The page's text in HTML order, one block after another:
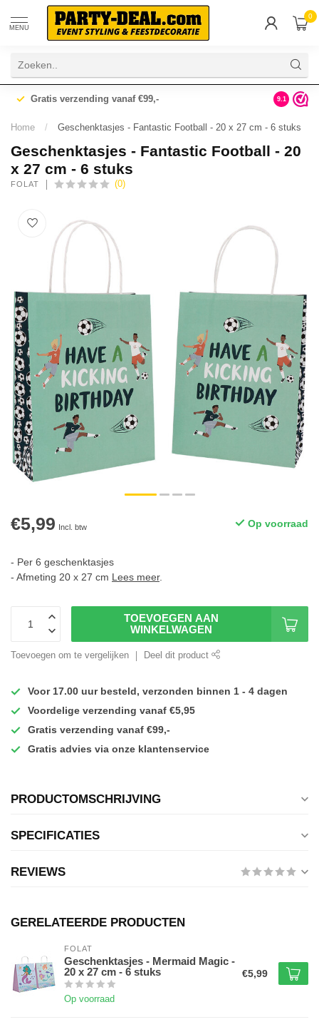
MENU
0
Gratis verzending vanaf €99,- Gratis
9.1
Home / Geschenktasjes - Fantastic Football - 20 x 27 cm - 6 stuks
Geschenktasjes - Fantastic Football - 20
x 27 cm - 6 stuks
FOLAT (0)
€5,99 Incl. btw Op voorraad
- Per 6 geschenktasjes
- Afmeting 20 x 27 cm Lees meer.
TOEVOEGEN AAN
WINKELWAGEN
Toevoegen om te vergelijken Deel dit product
Voor 17.00 uur besteld, verzonden binnen 1 - 4 dagen
Voordelige verzending vanaf €5,95
Gratis verzending vanaf €99,-
Gratis advies via onze klantenservice
PRODUCTOMSCHRIJVING
SPECIFICATIES
REVIEWS
GERELATEERDE PRODUCTEN
FOLAT
Geschenktasjes - Mermaid Magic -
20 x 27 cm - 6 stuks
Op voorraad
€5,99